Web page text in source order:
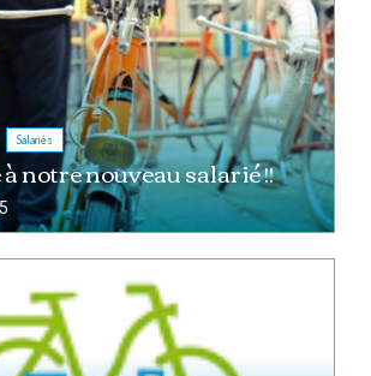
Salariés
notre nouveau salarié !!